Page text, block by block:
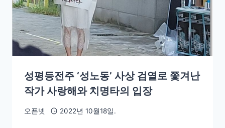
성평등전주 ‘성노동’ 사상 검열로 쫓겨난
작가 사랑해와 치명타의 입장
오픈넷 2022년 10월18일.